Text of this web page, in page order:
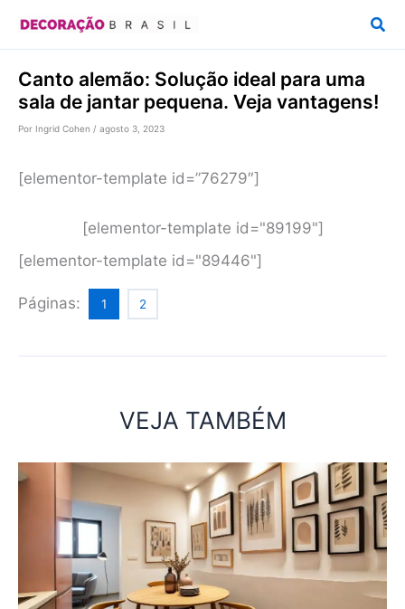
conteúdo
Canto alemão: Solução ideal para uma
sala de jantar pequena. Veja vantagens!
Por Ingrid Cohen / agosto 3, 2023
[elementor-template id=”76279″]
[elementor-template id="89199"]
[elementor-template id="89446"]
Páginas: 1 2
VEJA TAMBÉM